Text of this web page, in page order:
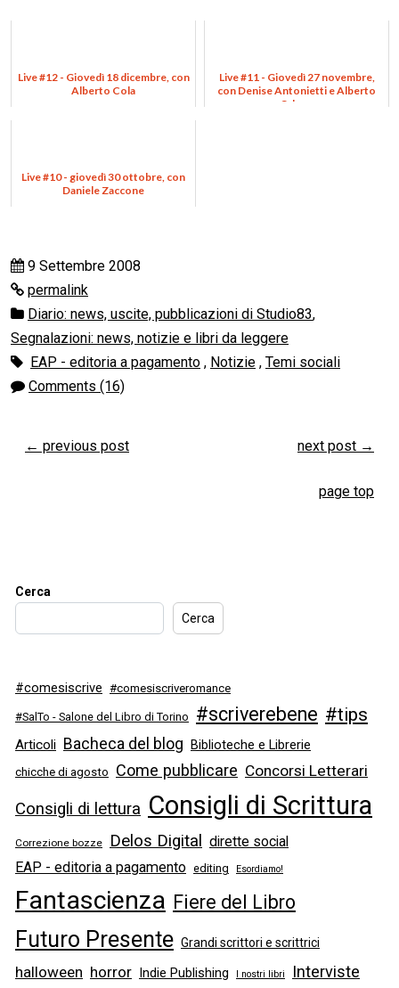
Live #12 - Giovedì 18 dicembre, con
Alberto Cola
Live #11 - Giovedì 27 novembre,
con Denise Antonietti e Alberto
Odone
Live #10 - giovedì 30 ottobre, con
Daniele Zaccone
9 Settembre 2008
permalink
Diario: news, uscite, pubblicazioni di Studio83,
Segnalazioni: news, notizie e libri da leggere
EAP - editoria a pagamento , Notizie , Temi sociali
Comments (16)
← previous post next post →
page top
Cerca
Cerca
#comesiscrive #comesiscriveromance
#SalTo - Salone del Libro di Torino #scriverebene #tips
Articoli Bacheca del blog Biblioteche e Librerie
chicche di agosto Come pubblicare Concorsi Letterari
Consigli di lettura Consigli di Scrittura
Correzione bozze Delos Digital
dirette social
EAP - editoria a pagamento editing Esordiamo!
Fantascienza Fiere del Libro
Futuro Presente Grandi scrittori e scrittrici
halloween horror Indie Publishing I nostri libri Interviste